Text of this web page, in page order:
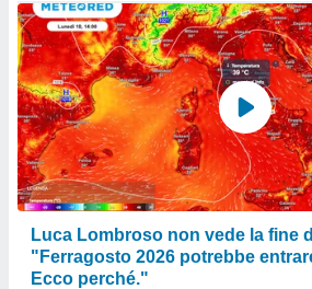
Luca Lombroso non vede la fine
"Ferragosto 2026 potrebbe
Ecco perché."